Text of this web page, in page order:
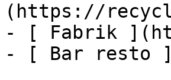
(https://
- [ Fabrik
- [ Bar resto